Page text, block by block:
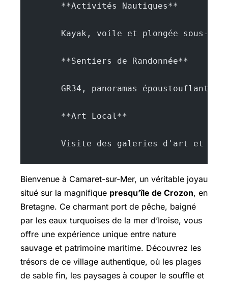
        **Activités Nautiques**
Kayak, voile et plongée sous-
        **Sentiers de Randonnée**
        GR34, panoramas époustouflants
        **Art Local**
Visite des galeries d'art et
Bienvenue à Camaret-sur-Mer, un véritable joyau
situé sur la magnifique presqu’île de Crozon, en
Bretagne. Ce charmant port de pêche, baigné
par les eaux turquoises de la mer d’Iroise, vous
offre une expérience unique entre nature
sauvage et patrimoine maritime. Découvrez les
trésors de ce village authentique, où les plages
de sable fin, les paysages à couper le souffle et